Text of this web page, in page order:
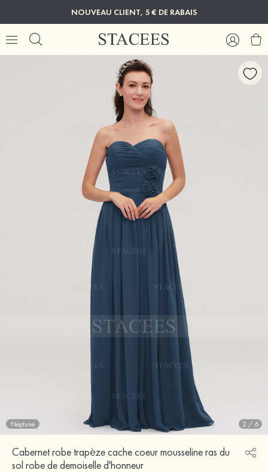
NOUVEAU CLIENT, 5 € DE RABAIS
Neptune 2 / 6
Cabernet robe trapèze cache coeur mousseline ras du
sol robe de demoiselle d'honneur